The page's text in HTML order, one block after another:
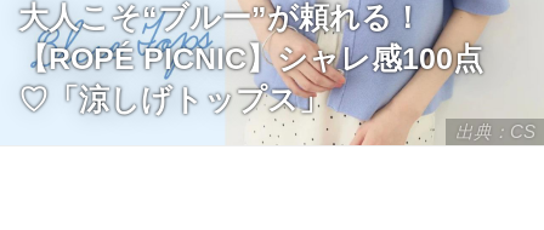
出典：CS
大人こそ“ブルー”が頼れる！
【ROPÉ PICNIC】シャレ感100点
♡「涼しげトップス」